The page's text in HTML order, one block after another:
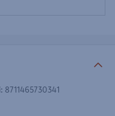
: 8711465730341